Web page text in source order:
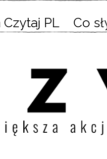
Czytaj PL Co